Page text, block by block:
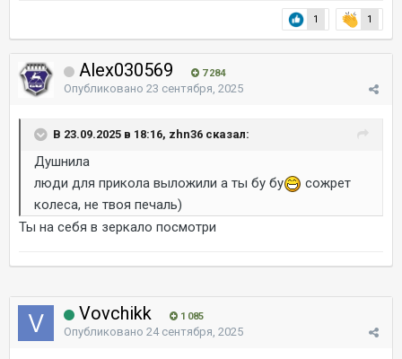
1 1
Alex030569 7 284
Опубликовано 23 сентября, 2025
В 23.09.2025 в 18:16, zhn36 сказал:
Душнила
люди для прикола выложили а ты бу бу
сожрет
колеса, не твоя печаль)
Ты на себя в зеркало посмотри
Vovchikk 1 085
Опубликовано 24 сентября, 2025